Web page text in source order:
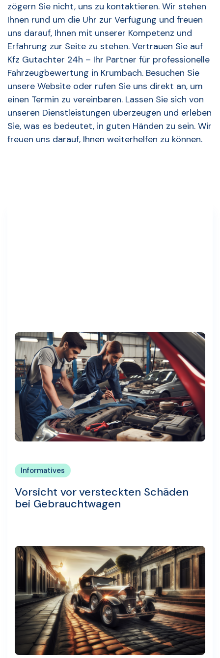
zögern Sie nicht, uns zu kontaktieren. Wir stehen
Ihnen rund um die Uhr zur Verfügung und freuen
uns darauf, Ihnen mit unserer Kompetenz und
Erfahrung zur Seite zu stehen. Vertrauen Sie auf
Kfz Gutachter 24h – Ihr Partner für professionelle
Fahrzeugbewertung in Krumbach. Besuchen Sie
unsere Website oder rufen Sie uns direkt an, um
einen Termin zu vereinbaren. Lassen Sie sich von
unseren Dienstleistungen überzeugen und erleben
Sie, was es bedeutet, in guten Händen zu sein. Wir
freuen uns darauf, Ihnen weiterhelfen zu können.
Informatives
Vorsicht vor versteckten Schäden
bei Gebrauchtwagen